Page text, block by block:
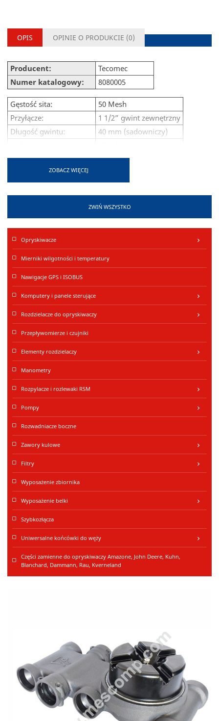
ZWIŃ WSZYSTKO
Opryskiwacze keyboard_arrow_right
Mierniki wilgotności i temperatury
Nawigacje GPS i ISOBUS
Komputery i panele sterujące keyboard_arrow_right
Rozdzielacze do opryskiwaczy keyboard_arrow_right
Przepływomierze i czujniki
Elementy rozdzielaczy keyboard_arrow_right
Manometry
Rozpylacze i rozlewaki RSM keyboard_arrow_right
Pompy keyboard_arrow_right
Rozwadniacze boczne
Zawory kulowe keyboard_arrow_right
Filtry keyboard_arrow_right
Wyposażenie zbiornika
Wyposażenie belki keyboard_arrow_right
Szybkozłącza
Uniwersalne końcówki do węży keyboard_arrow_right
Części zamienne do opryskiwaczy Amazone, John Deere, Kuhn,
Blanchard, Dammann, Rau, Kverneland
OPIS OPINIE O PRODUKCIE (0)
Producent:
Tecomec
Numer katalogowy:
8080005
Gęstość sita:
50 Mesh
Przyłącze:
1 1/2” gwint zewnętrzny
Długość gwintu:
40 mm (sadowniczy)
Wkład:
f79 mm x 109 mm
Oring obudowy:
czyszczenia:
odblokowania zaworu:
Tak
Wejście ssące do
napełniania z zewnątrz
Tak
ZOBACZ WIĘCEJ